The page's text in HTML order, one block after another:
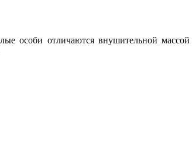
особи отличаются внушительной